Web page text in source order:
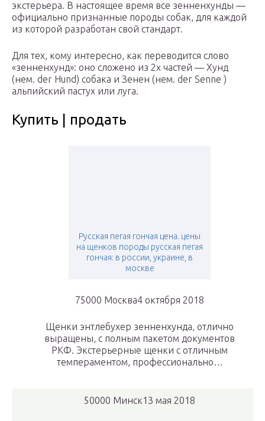
экстерьера. В настоящее время все зенненхунды —
официально признанные породы собак, для каждой
из которой разработан свой стандарт.
Для тех, кому интересно, как переводится слово
«зенненхунд»: оно сложено из 2х частей — Хунд
(нем. der Hund) собака и Зенен (нем. der Senne )
альпийский пастух или луга.
Купить | продать
Русская пегая гончая цена. цены
на щенков породы русская пегая
гончая: в россии, украине, в
москве
75000 Москва4 октября 2018
Щенки энтлебухер зенненхунда, отлично
выращены, с полным пакетом документов
РКФ. Экстерьерные щенки с отличным
темпераментом, профессионально…
50000 Минск13 мая 2018